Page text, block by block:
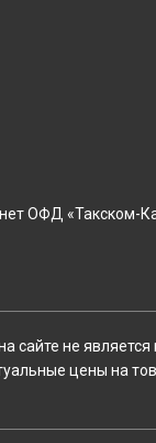
ОФД «Такском-
сайте не является
цены на